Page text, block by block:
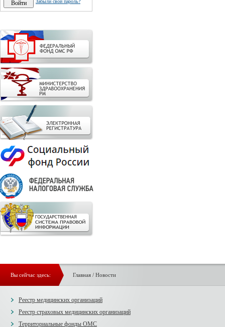
Забыли свой пароль?
Вы сейчас здесь: Главная/ Новости
Реестр медицинских организаций
Реестр страховых медицинских организаций
Территориальные фонды ОМС